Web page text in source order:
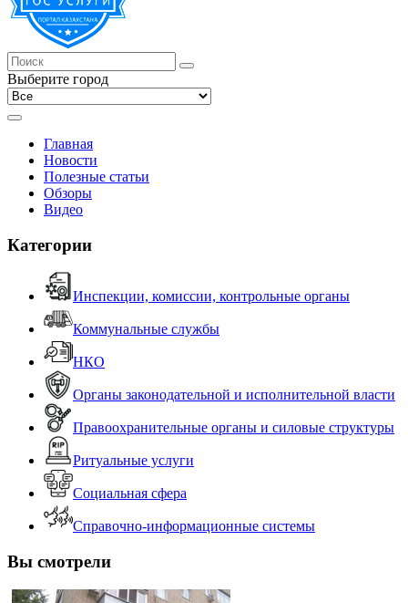
Выберите город
Главная
Новости
Полезные статьи
Обзоры
Видео
Категории
Инспекции, комиссии, контрольные органы
Коммунальные службы
НКО
Органы законодательной и исполнительной власти
Правоохранительные органы и силовые структуры
Ритуальные услуги
Социальная сфера
Справочно-информационные системы
Вы смотрели